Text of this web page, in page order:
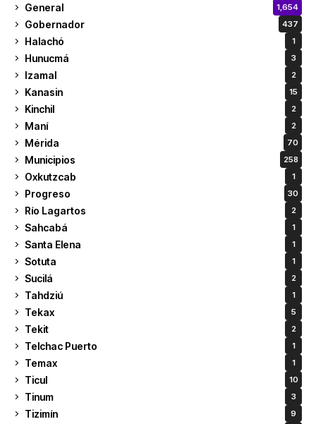
General 1,654
Gobernador 437
Halachó 1
Hunucmá 3
Izamal 2
Kanasin 15
Kinchil 2
Maní 2
Mérida 70
Municipios 258
Oxkutzcab 1
Progreso 30
Río Lagartos 2
Sahcabá 1
Santa Elena 1
Sotuta 1
Sucilá 2
Tahdziú 1
Tekax 5
Tekit 2
Telchac Puerto 1
Temax 1
Ticul 10
Tinum 3
Tizimín 9